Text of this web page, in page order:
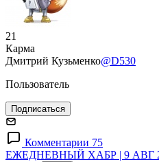
21
Карма
Дмитрий Кузьменко@D530
Пользователь
Подписаться
Комментарии 75
ЕЖЕДНЕВНЫЙ ХАБР | 9 АВГ